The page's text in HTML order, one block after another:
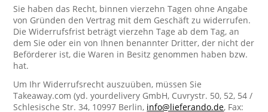
Sie haben das Recht, binnen vierzehn Tagen ohne Angabe
von Gründen den Vertrag mit dem Geschäft zu widerrufen.
Die Widerrufsfrist beträgt vierzehn Tage ab dem Tag, an
dem Sie oder ein von Ihnen benannter Dritter, der nicht der
Beförderer ist, die Waren in Besitz genommen haben bzw.
hat.
Um Ihr Widerrufsrecht auszuüben, müssen Sie
Takeaway.com (yd. yourdelivery GmbH, Cuvrystr. 50, 52, 54 /
Schlesische Str. 34, 10997 Berlin, info@lieferando.de, Fax: